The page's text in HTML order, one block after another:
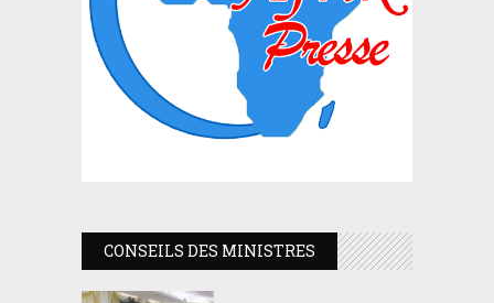
CONSEILS DES MINISTRES